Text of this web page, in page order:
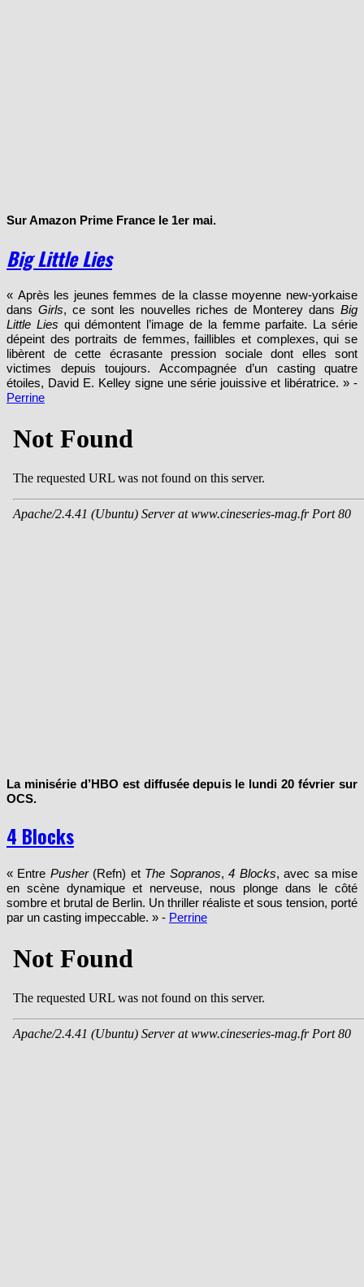
Sur Amazon Prime France le 1er mai.
Big Little Lies
« Après les jeunes femmes de la classe moyenne new-yorkaise
dans Girls, ce sont les nouvelles riches de Monterey dansBig
Little Lies qui démontent l’image de la femme parfaite. La série
dépeint des portraits de femmes, faillibles et complexes, qui se
libèrent de cette écrasante pression sociale dont elles sont
victimes depuis toujours. Accompagnée d’un casting quatre
étoiles, David E. Kelley signe une série jouissive et libératrice. » -
Perrine
La minisérie d’HBO est diffusée depuis le lundi 20 février sur
OCS.
4 Blocks
« Entre Pusher (Refn) et The Sopranos,4 Blocks, avec sa mise
en scène dynamique et nerveuse, nous plonge dans le côté
sombre et brutal de Berlin. Un thriller réaliste et sous tension, porté
par un casting impeccable. » - Perrine